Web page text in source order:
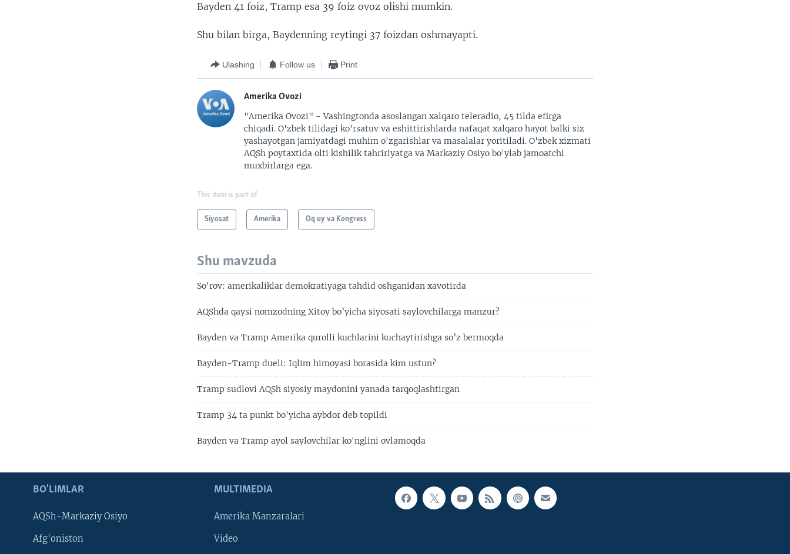
Bayden 41 foiz, Tramp esa 39 foiz ovoz olishi mumkin.
Shu bilan birga, Baydenning reytingi 37 foizdan oshmayapti.
Ulashing Follow us Print
Amerika Ovozi
"Amerika Ovozi" - Vashingtonda asoslangan xalqaro teleradio, 45 tilda efirga
chiqadi. O'zbek tilidagi ko'rsatuv va eshittirishlarda nafaqat xalqaro hayot balki siz
yashayotgan jamiyatdagi muhim o'zgarishlar va masalalar yoritiladi. O'zbek xizmati
AQSh poytaxtida olti kishilik tahririyatga va Markaziy Osiyo bo'ylab jamoatchi
muxbirlarga ega.
This item is part of
Siyosat Amerika Oq uy va Kongress
Shu mavzuda
So'rov: amerikaliklar demokratiyaga tahdid oshganidan xavotirda
AQShda qaysi nomzodning Xitoy bo’yicha siyosati saylovchilarga manzur?
Bayden va Tramp Amerika qurolli kuchlarini kuchaytirishga so’z bermoqda
Bayden-Tramp dueli: Iqlim himoyasi borasida kim ustun?
Tramp sudlovi AQSh siyosiy maydonini yanada tarqoqlashtirgan
Tramp 34 ta punkt bo'yicha aybdor deb topildi
Bayden va Tramp ayol saylovchilar ko'nglini ovlamoqda
BO'LIMLAR
AQSh-Markaziy Osiyo
Afg'oniston
MULTIMEDIA
Amerika Manzaralari
Video